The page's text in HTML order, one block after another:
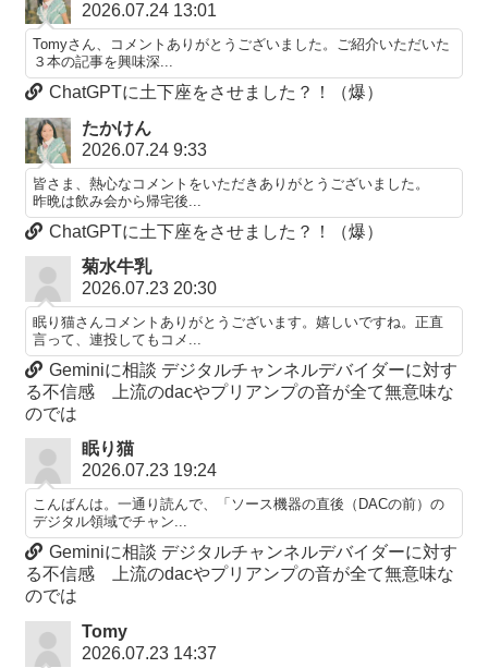
2026.07.24 13:01
Tomyさん、コメントありがとうございました。ご紹介いただいた
３本の記事を興味深...
ChatGPTに土下座をさせました？！（爆）
たかけん
2026.07.24 9:33
皆さま、熱心なコメントをいただきありがとうございました。
昨晩は飲み会から帰宅後...
ChatGPTに土下座をさせました？！（爆）
菊水牛乳
2026.07.23 20:30
眠り猫さんコメントありがとうございます。嬉しいですね。正直
言って、連投してもコメ...
Geminiに相談 デジタルチャンネルデバイダーに対す
る不信感 上流のdacやプリアンプの音が全て無意味な
のでは
眠り猫
2026.07.23 19:24
こんばんは。一通り読んで、「ソース機器の直後（DACの前）の
デジタル領域でチャン...
Geminiに相談 デジタルチャンネルデバイダーに対す
る不信感 上流のdacやプリアンプの音が全て無意味な
のでは
Tomy
2026.07.23 14:37